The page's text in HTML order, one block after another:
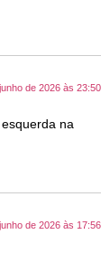
de 2026 às 23:50
na
de 2026 às 17:56